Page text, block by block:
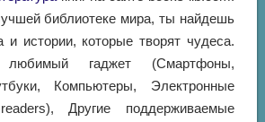
библиотеке мира, ты найдешь
и истории, которые творят чудеса.
гаджет (Смартфоны,
Компьютеры, Электронные
Другие поддерживаемые